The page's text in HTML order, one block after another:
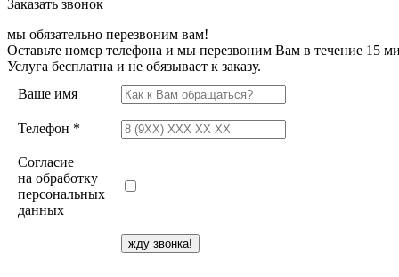
Заказать звонок
мы обязательно перезвоним вам!
Оставьте номер телефона и мы перезвоним Вам в течение 15
Услуга бесплатна и не обязывает к заказу.
Ваше имя
Телефон *
Согласие
на обработку
персональных
данных